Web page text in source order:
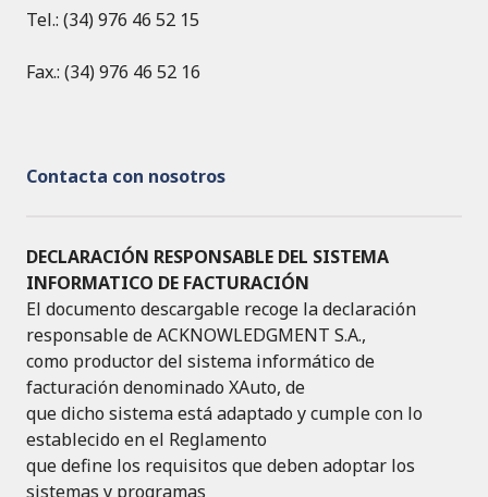
Tel.: (34) 976 46 52 15
Fax.: (34) 976 46 52 16
Contacta con nosotros
DECLARACIÓN RESPONSABLE DEL SISTEMA
INFORMATICO DE FACTURACIÓN
El documento descargable recoge la declaración
responsable de ACKNOWLEDGMENT S.A.,
como productor del sistema informático de
facturación denominado XAuto, de
que dicho sistema está adaptado y cumple con lo
establecido en el Reglamento
que define los requisitos que deben adoptar los
sistemas y programas